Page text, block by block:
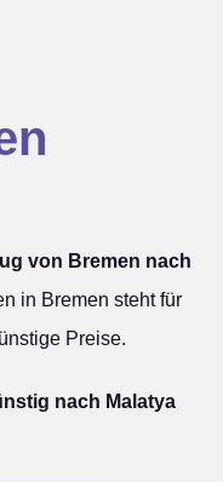
von Bremen nach
in Bremen steht für
Preise.
nach Malatya